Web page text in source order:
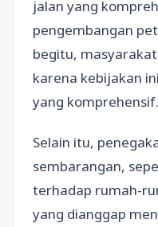
jalan yang
pengembangan
begitu,
karena kebijakan
yang komprehensif.
Selain itu,
sembarangan,
terhadap rumah-
yang dianggap